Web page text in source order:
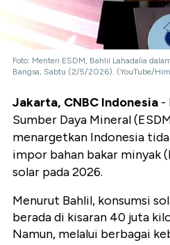
Foto: Menteri ESDM, Bahlil Lahadalia
Bangsa, Sabtu (2/5/2026). (YouTube/
Jakarta, CNBC Indonesia -
Sumber Daya Mineral
menargetkan Indonesia
impor bahan bakar minyak
solar pada 2026.
Menurut Bahlil, konsumsi
berada di kisaran 40 juta
Namun, melalui berbagai